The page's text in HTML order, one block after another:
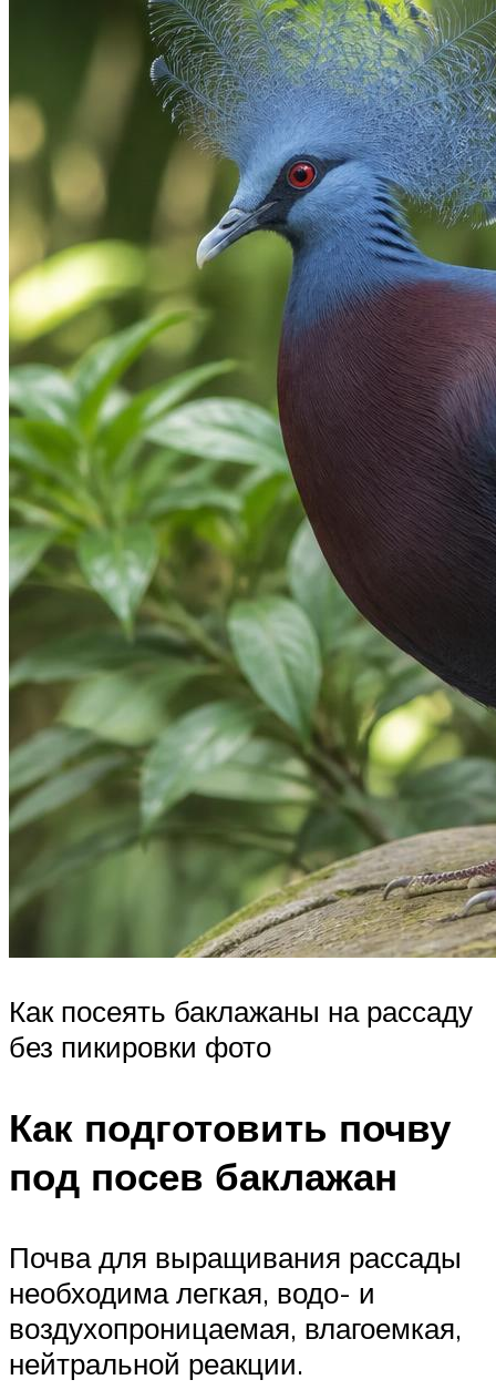
Как посеять баклажаны на рассаду
без пикировки фото
Как подготовить почву
под посев баклажан
Почва для выращивания рассады
необходима легкая, водо- и
воздухопроницаемая, влагоемкая,
нейтральной реакции.